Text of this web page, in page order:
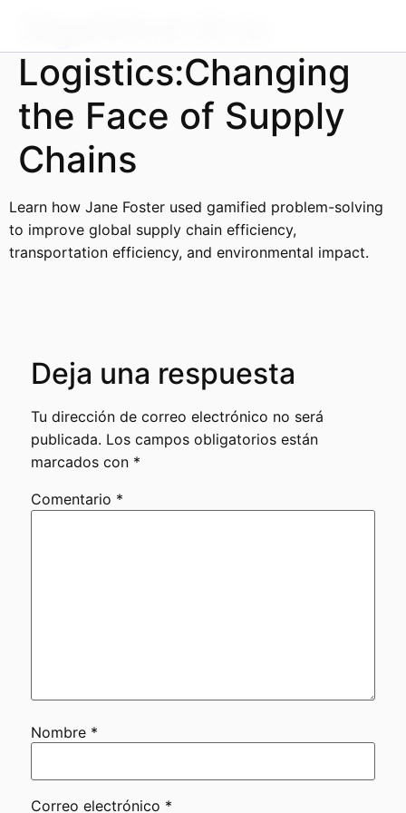
Logistics:Changing
the Face of Supply
Chains
Learn how Jane Foster used gamified problem-solving
to improve global supply chain efficiency,
transportation efficiency, and environmental impact.
Deja una respuesta
Tu dirección de correo electrónico no será
publicada. Los campos obligatorios están
marcados con *
Comentario *
Nombre *
Correo electrónico *